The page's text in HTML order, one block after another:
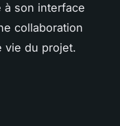
à son interface
collaboration
vie du projet.